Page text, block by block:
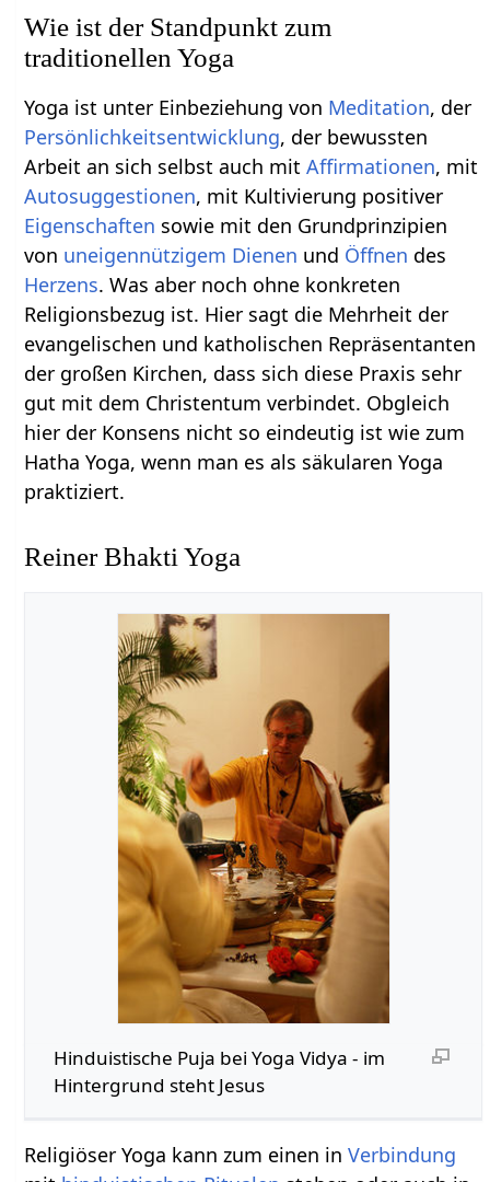
Wie ist der Standpunkt zum
traditionellen Yoga
Yoga ist unter Einbeziehung von Meditation, der
Persönlichkeitsentwicklung, der bewussten
Arbeit an sich selbst auch mitAffirmationen, mit
Autosuggestionen, mit Kultivierung positiver
Eigenschaften sowie mit den Grundprinzipien
von uneigennützigem Dienen und Öffnen des
Herzens. Was aber noch ohne konkreten
Religionsbezug ist. Hier sagt die Mehrheit der
evangelischen und katholischen Repräsentanten
der großen Kirchen, dass sich diese Praxis sehr
gut mit dem Christentum verbindet. Obgleich
hier der Konsens nicht so eindeutig ist wie zum
Hatha Yoga, wenn man es als säkularen Yoga
praktiziert.
Reiner Bhakti Yoga
Hinduistische Puja bei Yoga Vidya - im
Hintergrund steht Jesus
Religiöser Yoga kann zum einen inVerbindung